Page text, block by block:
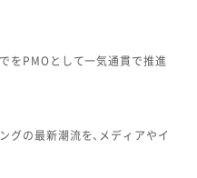
をPMOとして一気通貫で推進
グの最新潮流を、メディアやイ